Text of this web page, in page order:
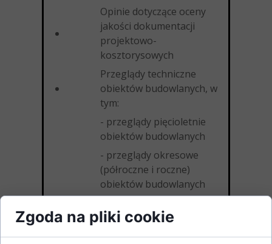
Opinie dotyczące oceny
jakości dokumentacji
projektowo-
kosztorysowych
Przeglądy techniczne
obiektów budowlanych, w
tym:
- przeglądy pięcioletnie
obiektów budowlanych
- przeglądy okresowe
(półroczne i roczne)
obiektów budowlanych
obiektów budowlanych
Opracowania
Zgoda na pliki cookie